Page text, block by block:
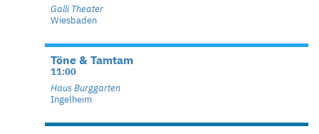
Galli Theater
Wiesbaden
Töne & Tamtam
11:00
Haus Burggarten
Ingelheim